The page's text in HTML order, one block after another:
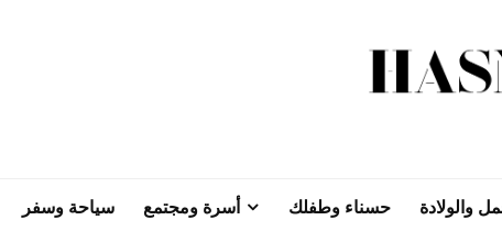
والولادة حسناء وطفلك أسرة ومجتمع سياحة وسفر